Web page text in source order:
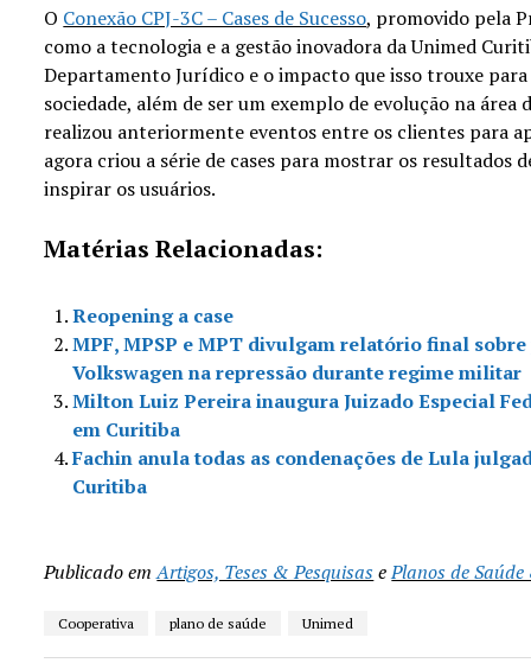
O Conexão CPJ-3C – Cases de Sucesso, promovido pela
como a tecnologia e a gestão inovadora da Unimed
Departamento Jurídico e o impacto que isso trouxe
sociedade, além de ser um exemplo de evolução na área
realizou anteriormente eventos entre os clientes para
agora criou a série de cases para mostrar os resultados
inspirar os usuários.
Matérias Relacionadas:
Reopening a case
MPF, MPSP e MPT divulgam relatório final
Volkswagen na repressão durante regime militar
Milton Luiz Pereira inaugura Juizado Especial
em Curitiba
Fachin anula todas as condenações de Lula
Curitiba
Publicado em Artigos, Teses & PesquisasePlanos de
Cooperativa plano de saúde Unimed